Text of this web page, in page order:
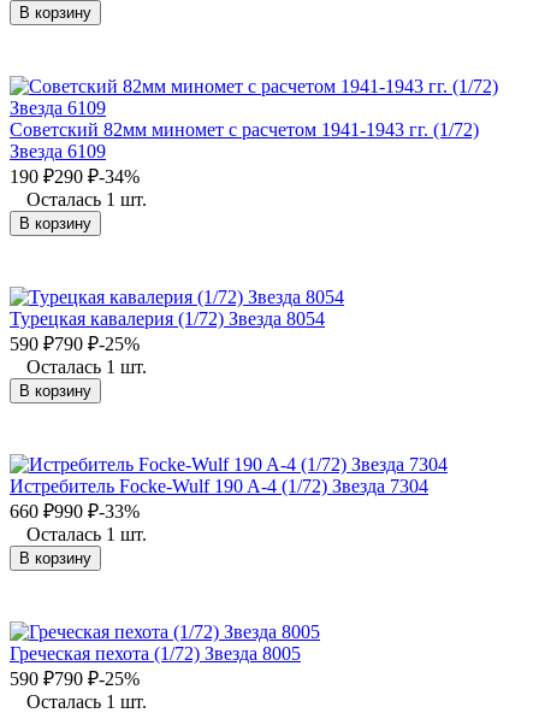
В корзину
Советский 82мм миномет с расчетом 1941-1943 гг. (1/72)
Звезда 6109
190 ₽290 ₽-34%
Осталась 1 шт.
В корзину
Турецкая кавалерия (1/72) Звезда 8054
590 ₽790 ₽-25%
Осталась 1 шт.
В корзину
Истребитель Focke-Wulf 190 A-4 (1/72) Звезда 7304
660 ₽990 ₽-33%
Осталась 1 шт.
В корзину
Греческая пехота (1/72) Звезда 8005
590 ₽790 ₽-25%
Осталась 1 шт.